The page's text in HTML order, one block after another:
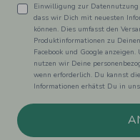
Einwilligung zur
dass wir Dich mit neuesten
können. Dies umfasst den
Produktinformationen zu
Facebook und Google
nutzen wir Deine
wenn erforderlich. Du kannst
Informationen erhätst Du in